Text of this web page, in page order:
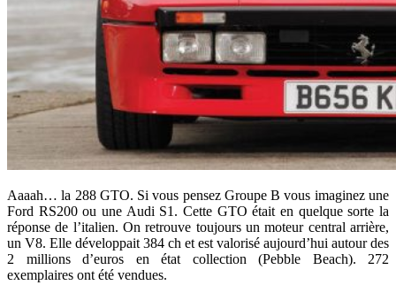
Aaaah… la 288 GTO. Si vous pensez Groupe B vous imaginez une
Ford RS200 ou une Audi S1. Cette GTO était en quelque sorte la
réponse de l’italien. On retrouve toujours un moteur central arrière,
un V8. Elle développait 384 ch et est valorisé aujourd’hui autour des
2 millions d’euros en état collection (Pebble Beach). 272
exemplaires ont été vendues.